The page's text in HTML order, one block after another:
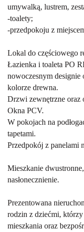
umywalką, lustrem,
-toalety;
-przedpokoju z
Lokal do częściowego
Łazienka i toaleta PO
nowoczesnym
kolorze drewna.
Drzwi zewnętrzne oraz
Okna PCV.
W pokojach na
tapetami.
Przedpokój z panelami
Mieszkanie
nasłonecznienie.
Prezentowana
rodzin z dziećmi,
mieszkania oraz